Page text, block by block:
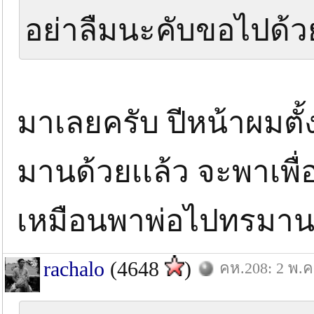
อย่าลืมนะคับขอไปด้
มาเลยครับ ปีหน้าผมตั้
มานด้วยเเล้ว จะพาเ
เหมือนพาพ่อไปทรมา
rachalo (4648 ) คห.208: 2 พ.